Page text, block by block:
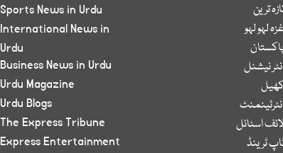
ترین
لہو لہو
نیشنل
اسٹائل
ٹرینڈ
Sports News in Urdu
International News in
Urdu
Business News in Urdu
Urdu Magazine
Urdu Blogs
The Express Tribune
Express Entertainment